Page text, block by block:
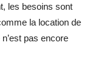
les besoins sont
la location de
pas encore